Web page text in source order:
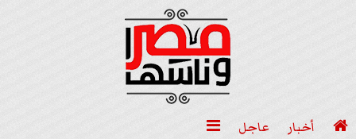
 أخبار عاجل 